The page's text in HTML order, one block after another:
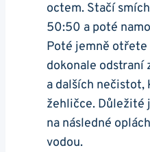
octem. Stačí
50:50 a⁤ poté
Poté jemně
⁤dokonale
a‍ dalších⁣
žehličce. Důležité‍
na následné
vodou.